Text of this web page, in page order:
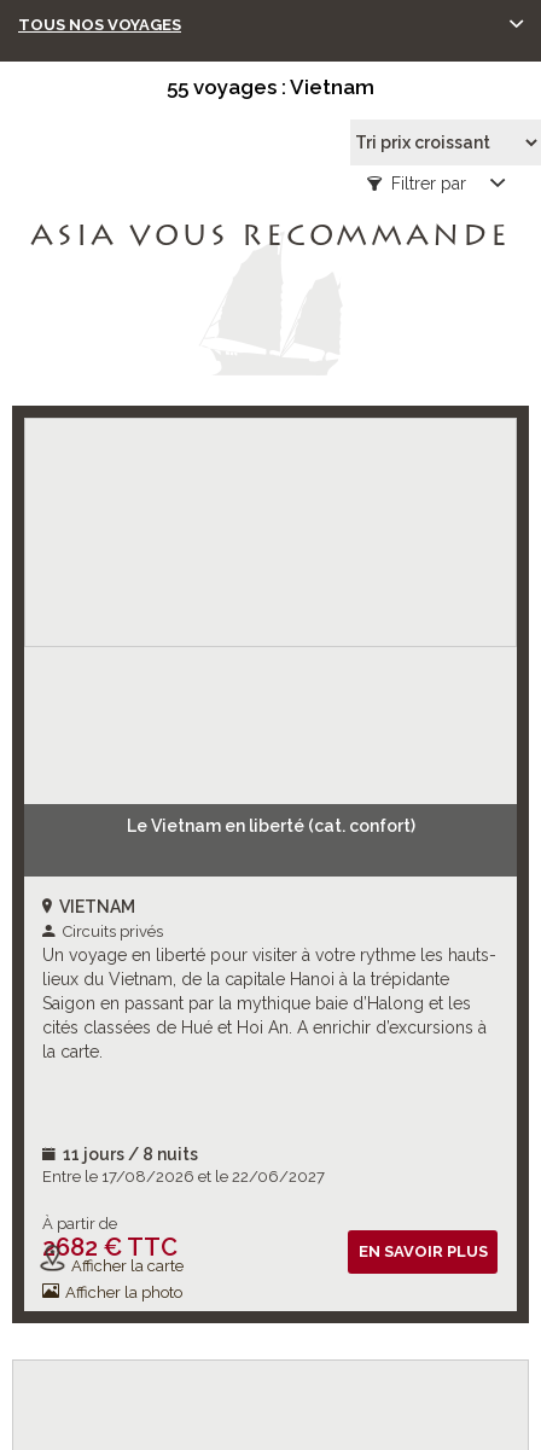
TOUS NOS VOYAGES
55 voyages : Vietnam
Filtrer par
ASIA VOUS RECOMMANDE
Le Vietnam en liberté (cat. confort)
VIETNAM
Circuits privés
Un voyage en liberté pour visiter à votre rythme les hauts-
lieux du Vietnam, de la capitale Hanoi à la trépidante
Saigon en passant par la mythique baie d’Halong et les
cités classées de Hué et Hoi An. A enrichir d’excursions à
la carte.
11 jours / 8 nuits
Entre le 17/08/2026 et le 22/06/2027
À partir de
2682 € TTC
Vols inclus
Afficher la carte
Afficher la photo
EN SAVOIR PLUS